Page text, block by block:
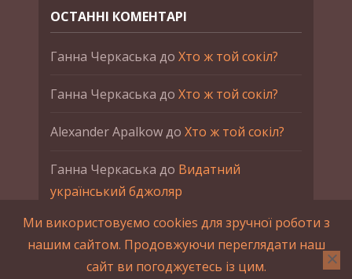
ОСТАННІ КОМЕНТАРІ
Ганна Черкаська до Хто ж той сокіл?
Ганна Черкаська до Хто ж той сокіл?
Alexander Apalkowдо Хто ж той сокіл?
Ганна Черкаська до Видатний
український бджоляр
Ганна ЧеркаськадоПетро Франко
2015-2023 © UAHistory Всі права застережено.
Ми використовуємо cookies для зручної роботи з
нашим сайтом. Продовжуючи переглядати наш
сайт ви погоджуєтесь із цим.